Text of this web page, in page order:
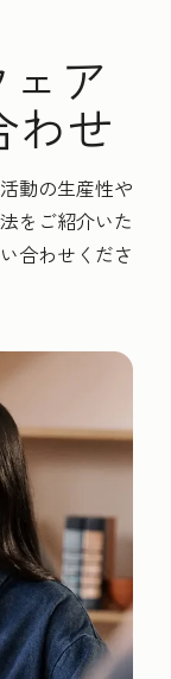
ア
わせ
動の生産性や
をご紹介いた
合わせくださ